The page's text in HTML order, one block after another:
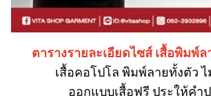
ตารางรายละเอียดไซส์ เสื้อพิมพ์
เสื้อคอโปโล พิมพ์ลายทั้งตัว
ออกแบบเสื้อฟรี ประให้คำ